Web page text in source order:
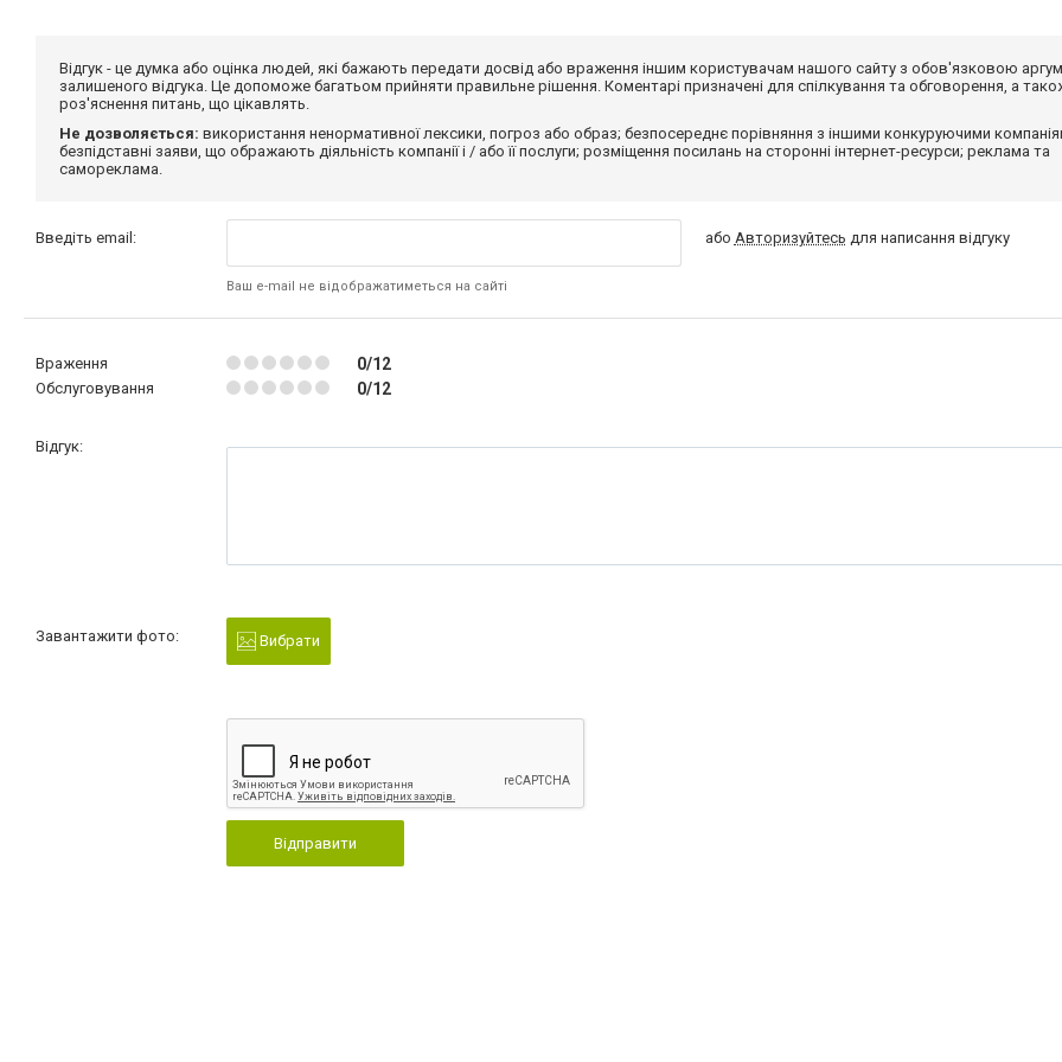
Відгук - це думка або оцінка людей, які бажають передати досвід або враження іншим користувачам нашого сайту з обов'язковою
залишеного відгука. Це допоможе багатьом прийняти правильне рішення. Коментарі призначені для спілкування та обговорення, а
роз'яснення питань, що цікавлять.
Не дозволяється: використання ненормативної лексики, погроз або образ; безпосереднє порівняння з іншими конкуруючими
безпідставні заяви, що ображають діяльність компанії і / або її послуги; розміщення посилань на сторонні інтернет-ресурси; реклама та
самореклама.
Введіть email:
Ваш e-mail не відображатиметься на сайті
або Авторизуйтесь для написання відгуку
Враження 0/12
Обслуговування 0/12
Відгук:
Завантажити фото: Вибрати
Відправити